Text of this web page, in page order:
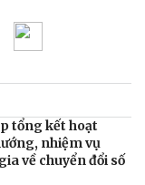
tổng kết hoạt
nhiệm vụ
về chuyển đổi số